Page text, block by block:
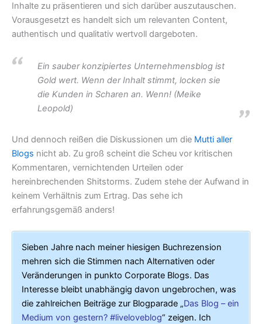
Inhalte zu präsentieren und sich darüber auszutauschen.
Vorausgesetzt es handelt sich um relevanten Content,
authentisch und qualitativ wertvoll dargeboten.
Ein sauber konzipiertes Unternehmensblog ist
Gold wert. Wenn der Inhalt stimmt, locken sie
die Kunden in Scharen an. Wenn! (Meike
Leopold)
Und dennoch reißen die Diskussionen um die Mutti aller
Blogs nicht ab. Zu groß scheint die Scheu vor kritischen
Kommentaren, vernichtenden Urteilen oder
hereinbrechenden Shitstorms. Zudem stehe der Aufwand in
keinem Verhältnis zum Ertrag. Das sehe ich
erfahrungsgemäß anders!
Sieben Jahre nach meiner hiesigen Buchrezension
mehren sich die Stimmen nach Alternativen oder
Veränderungen in punkto Corporate Blogs. Das
Interesse bleibt unabhängig davon ungebrochen, was
die zahlreichen Beiträge zur Blogparade „Das Blog – ein
Medium von gestern? #liveloveblog“ zeigen. Ich